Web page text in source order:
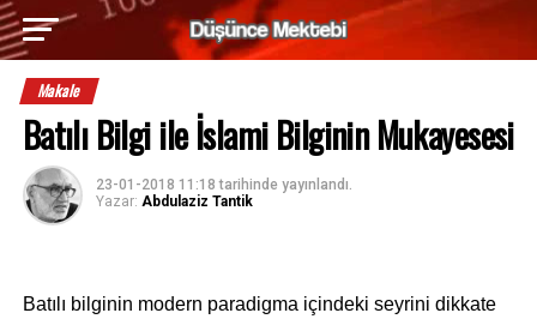
Makale
Batılı Bilgi ile İslami Bilginin Mukayesesi
23-01-2018 11:18 tarihinde yayınlandı.
Yazar: Abdulaziz Tantik
Batılı bilginin modern paradigma içindeki seyrini dikkate